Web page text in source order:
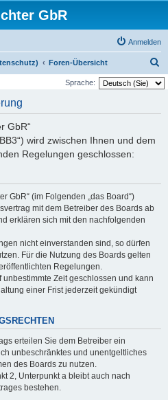
GbR
Anmelden
Foren-Übersicht
u
Sprache:
GbR“
wird zwischen Ihnen und dem
Regelungen geschlossen:
GbR“ (im Folgenden „das Board“)
mit dem Betreiber des Boards ab
erklären sich mit den nachfolgenden
nicht einverstanden sind, so dürfen
Für die Nutzung des Boards gelten
Regelungen.
unbestimmte Zeit geschlossen und kann
einer Frist jederzeit gekündigt
erteilen Sie dem Betreiber ein
unbeschränktes und unentgeltliches
des Boards zu nutzen.
2, Unterpunkt a bleibt auch nach
bestehen.